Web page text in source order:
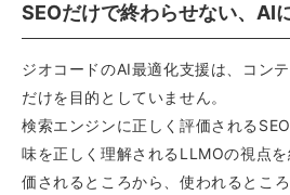
SEOだけで終わらせない、AI
ジオコードのAI最適化支援は、コン
だけを目的としていません。
検索エンジンに正しく評価される
味を正しく理解されるLLMOの視点
価されるところから、使われるとこ